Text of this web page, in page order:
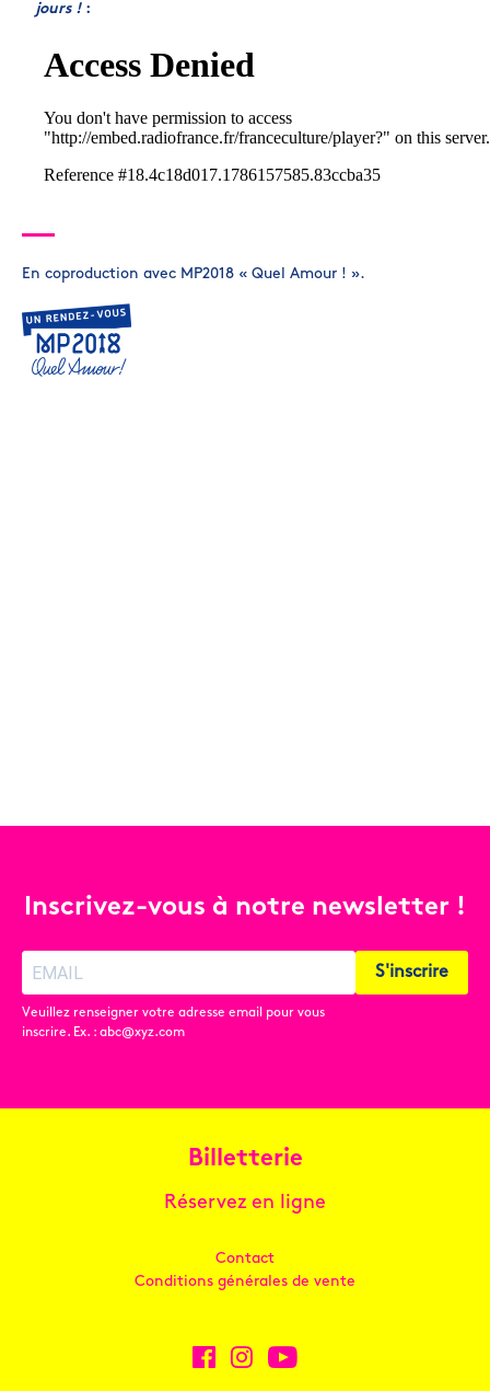
jours !:
En coproduction avec MP2018 « Quel Amour ! ».
Inscrivez-vous à notre newsletter !
Veuillez renseigner votre adresse email pour vous
inscrire. Ex. : abc@xyz.com
S'inscrire
Billetterie
Réservez en ligne
Contact
Conditions générales de vente